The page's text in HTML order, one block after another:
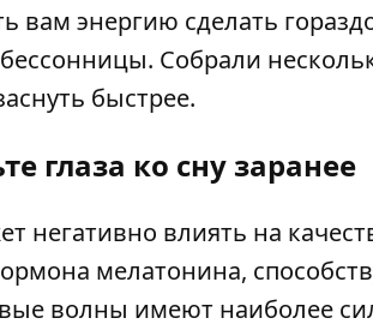
вам энергию сделать
Собрали
быстрее.
глаза ко сну заранее
негативно влиять на
мелатонина,
волны имеют наиболее